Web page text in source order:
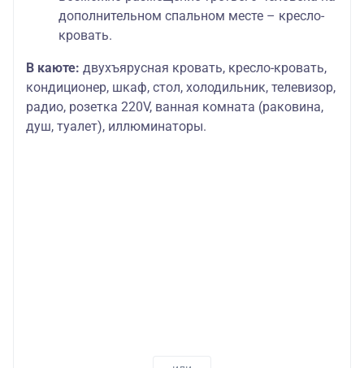
дополнительном спальном месте – кресло-
кровать.
В каюте: двухъярусная кровать, кресло-кровать,
кондиционер, шкаф, стол, холодильник, телевизор,
радио, розетка 220V, ванная комната (раковина,
душ, туалет), иллюминаторы.